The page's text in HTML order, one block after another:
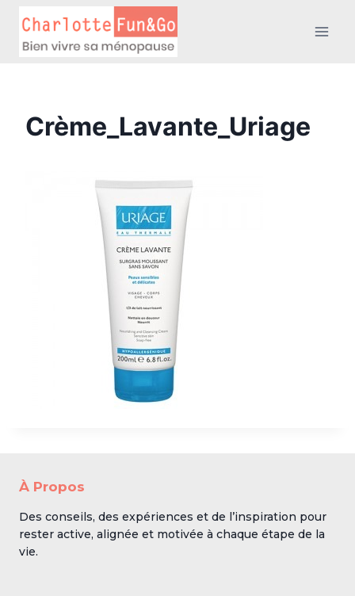
contenu
Crème_Lavante_Uriage
À Propos
Des conseils, des expériences et de l’inspiration pour
rester active, alignée et motivée à chaque étape de la
vie.